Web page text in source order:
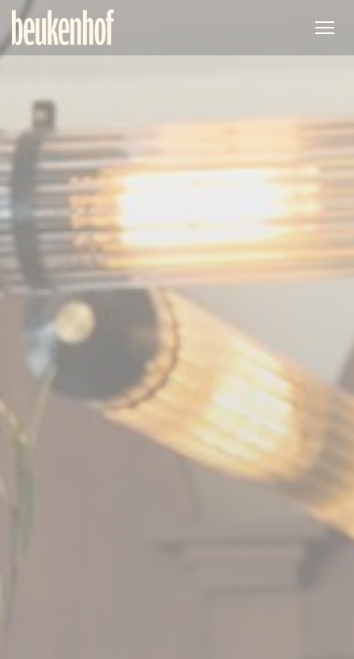
Панель управления cookies